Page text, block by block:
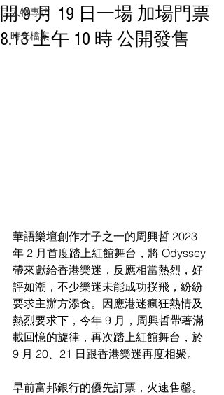
人物專訪
時光檔案
開 9 月 19 日一場 加場門票
8.13 上午 10 時 公開發售
華語樂壇創作才子之一的周興哲 2023
年 2 月首度踏上紅館舞台，將 Odyssey
帶來獻給香港樂迷，反應相當熱烈，好
評如潮，不少樂迷未能成功撲飛，紛紛
要求主辦方添食。因應港迷瘋狂熱情及
熱烈要求下，今年 9 月，周興哲帶著滿
載回憶的旋律，再次踏上紅館舞台，於
9 月 20、21 日跟香港樂迷再度相聚。
早前富邦銀行的優先訂票，火速售罄。